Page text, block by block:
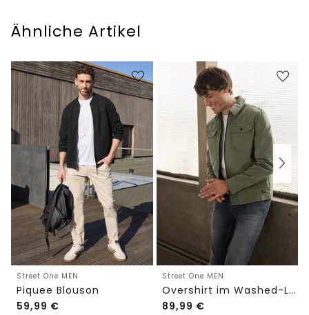
Ähnliche Artikel
Street One MEN
Piquee Blouson
59,99 €
Street One MEN
Overshirt im Washed-Look
89,99 €